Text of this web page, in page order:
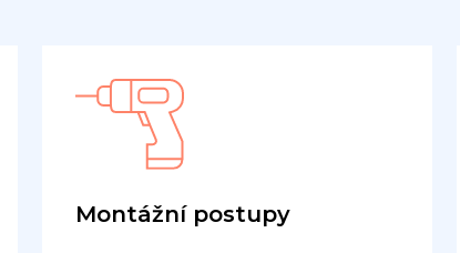
Montážní postupy